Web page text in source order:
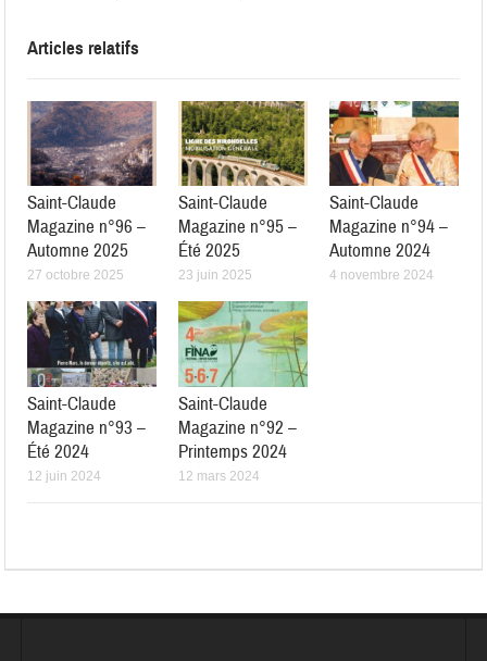
Articles relatifs
Saint-Claude
Magazine n°96 –
Automne 2025
27 octobre 2025
Saint-Claude
Magazine n°95 –
Été 2025
23 juin 2025
Saint-Claude
Magazine n°94 –
Automne 2024
4 novembre 2024
Saint-Claude
Magazine n°93 –
Été 2024
12 juin 2024
Saint-Claude
Magazine n°92 –
Printemps 2024
12 mars 2024